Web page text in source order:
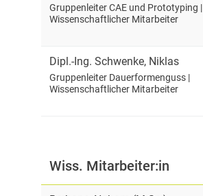
Gruppenleiter CAE und Prototyping |
Wissenschaftlicher Mitarbeiter
Dipl.-Ing.Schwenke, Niklas
Gruppenleiter Dauerformenguss |
Wissenschaftlicher Mitarbeiter
Wiss. Mitarbeiter:in